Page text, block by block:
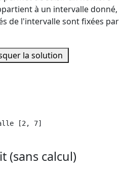
à un intervalle donné,
de l'intervalle sont fixées par
la solution
[2, 7]
(sans calcul)